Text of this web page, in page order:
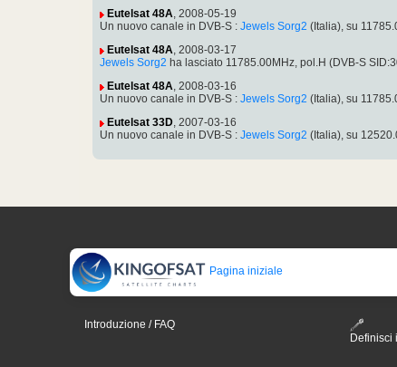
Eutelsat 48A, 2008-05-19
Un nuovo canale in DVB-S : Jewels Sorg2 (Italia), su
Eutelsat 48A, 2008-03-17
Jewels Sorg2 ha lasciato 11785.00MHz, pol.H (DVB-S
Eutelsat 48A, 2008-03-16
Un nuovo canale in DVB-S : Jewels Sorg2 (Italia), su
Eutelsat 33D, 2007-03-16
Un nuovo canale in DVB-S : Jewels Sorg2 (Italia), su
Pagina iniziale
Introduzione / FAQ
Definisci